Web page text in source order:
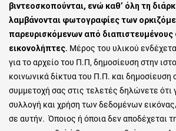
βιντεοσκοπούνται, ενώ καθ’ όλη τη
λαμβάνονται φωτογραφίεςτων
παρευρισκόμενων από
εικονολήπτες. Μέρος του υλικού
για το αρχείο του Π.Π, δημοσίευση στην
κοινωνικά δίκτυα του Π.Π. και
συμμετοχή σας στις τελετές δηλώνετε ότι
συλλογή και χρήση των δεδομένων
σε αυτήν. Όποιος ή όποια δεν αποδέχεται